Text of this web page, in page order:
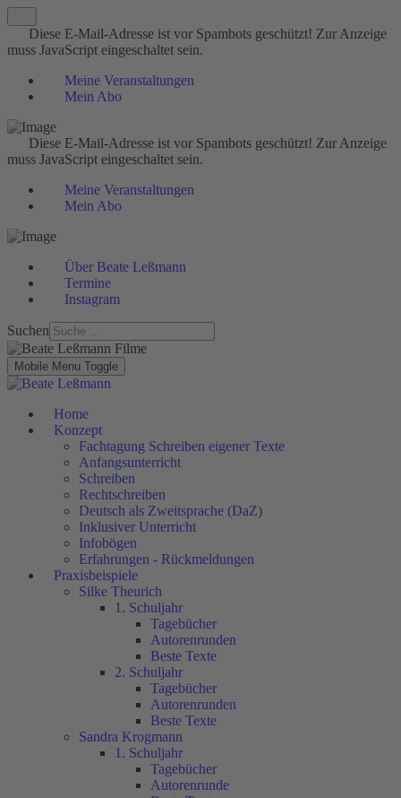
Diese E-Mail-Adresse ist vor Spambots geschützt! Zur Anzeige
muss JavaScript eingeschaltet sein.
Meine Veranstaltungen
Mein Abo
Diese E-Mail-Adresse ist vor Spambots geschützt! Zur Anzeige
muss JavaScript eingeschaltet sein.
Meine Veranstaltungen
Mein Abo
Über Beate Leßmann
Termine
Instagram
Suchen
Mobile Menu Toggle
Home
Konzept
Fachtagung Schreiben eigener Texte
Anfangsunterricht
Schreiben
Rechtschreiben
Deutsch als Zweitsprache (DaZ)
Inklusiver Unterricht
Infobögen
Erfahrungen - Rückmeldungen
Praxisbeispiele
Silke Theurich
1. Schuljahr
Tagebücher
Autorenrunden
Beste Texte
2. Schuljahr
Tagebücher
Autorenrunden
Beste Texte
Sandra Krogmann
1. Schuljahr
Tagebücher
Autorenrunde